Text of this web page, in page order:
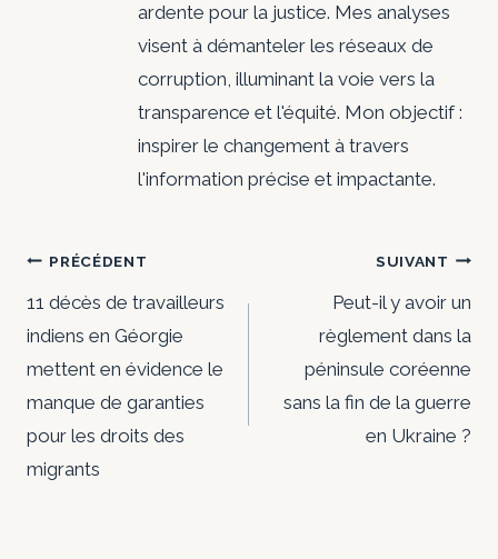
ardente pour la justice. Mes analyses
visent à démanteler les réseaux de
corruption, illuminant la voie vers la
transparence et l'équité. Mon objectif :
inspirer le changement à travers
l'information précise et impactante.
Navigation
de
l’article
PRÉCÉDENT
11 décès de travailleurs
indiens en Géorgie
mettent en évidence le
manque de garanties
pour les droits des
migrants
SUIVANT
Peut-il y avoir un
règlement dans la
péninsule coréenne
sans la fin de la guerre
en Ukraine ?